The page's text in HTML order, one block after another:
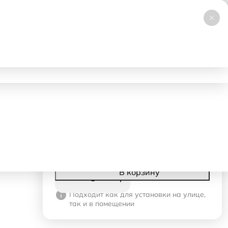
Заказать звонок
НОВИНКА
В корзинуКорзина
Подходит как для установки на улице,
так и в помещении